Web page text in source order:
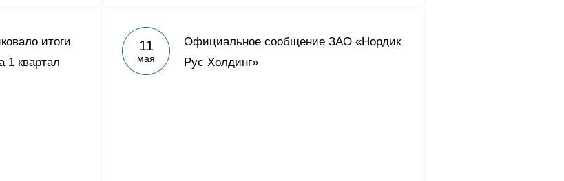
итоги
1 квартал
11
мая
Официальное сообщение ЗАО «Нордик
Рус Холдинг»